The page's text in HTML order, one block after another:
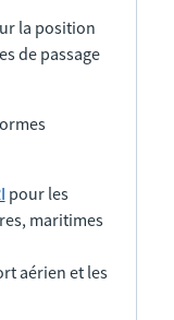
la position
de passage
pour les
maritimes
aérien et les